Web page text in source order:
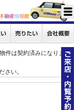
件は契約済みになりまし
さい。